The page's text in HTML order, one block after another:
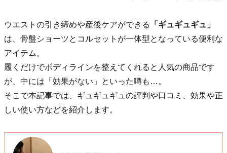
ウエストの引き締めや産後ケアができる
「ギュギュギュ」
は、骨盤ショーツとコルセットが一体型となっている便利な
アイテム。
履くだけでボディラインを整えてくれると人気の商品です
が、中には「効果がない」といった噂も…。
そこで本記事では、ギュギュギュの評判や口コミ、効果や正
しい使い方などを紹介します。